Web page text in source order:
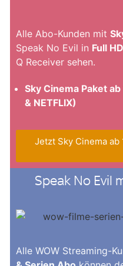
Alle Abo-Kunden mit
Speak No Evil in Full HD
Q Receiver sehen.
Sky Cinema Paket
& NETFLIX)
Jetzt Sky Cinema
Speak No Evil
Alle WOW Streaming-